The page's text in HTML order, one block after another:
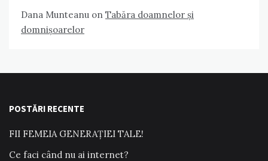
Dana Munteanu on Tabăra doamnelor și
domnișoarelor
POSTĂRI RECENTE
FII FEMEIA GENERAȚIEI TALE!
Ce faci când nu ai internet?